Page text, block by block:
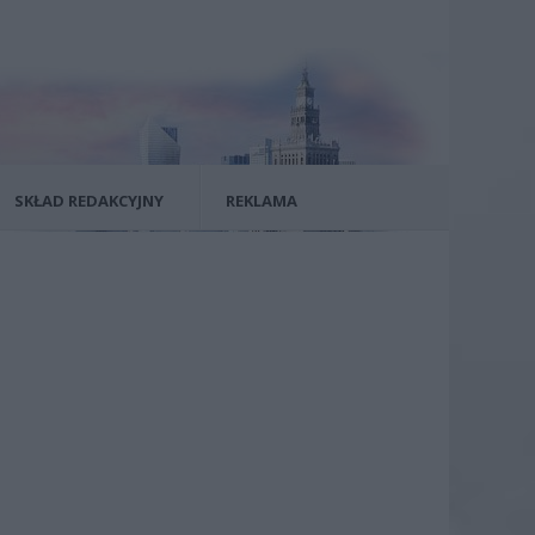
SKŁAD REDAKCYJNY REKLAMA